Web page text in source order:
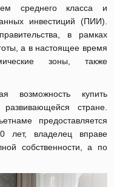
среднего класса и
инвестиций (ПИИ).
в рамках
а в настоящее время
зоны, также
возможность купить
стране.
предоставляется
лет, владелец вправе
собственности, а по